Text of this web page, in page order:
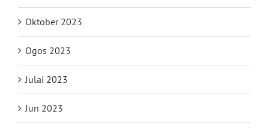
Oktober 2023
Ogos 2023
Julai 2023
Jun 2023